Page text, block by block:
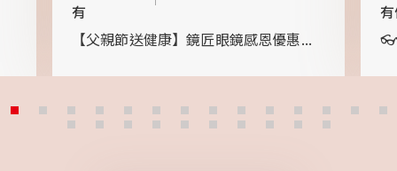
有
【父親節送健康】鏡匠眼鏡感恩優惠...